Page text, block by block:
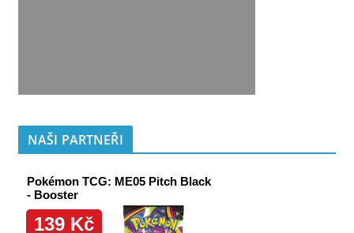
NAŠI PARTNEŘI